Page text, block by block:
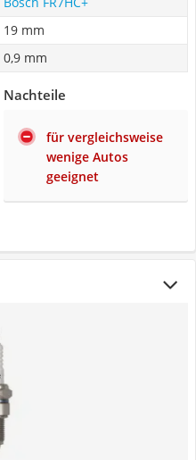
19 mm
0,9 mm
Nachteile
für vergleichsweise
wenige Autos
geeignet